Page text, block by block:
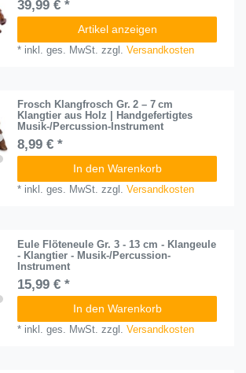
39,99 € *
Artikel anzeigen
* inkl. ges. MwSt. zzgl.Versandkosten
Frosch Klangfrosch Gr. 2 – 7 cm
Klangtier aus Holz | Handgefertigtes
Musik-/Percussion-Instrument
8,99 € *
In den Warenkorb
* inkl. ges. MwSt. zzgl.Versandkosten
Eule Flöteneule Gr. 3 - 13 cm - Klangeule
- Klangtier - Musik-/Percussion-
Instrument
15,99 € *
In den Warenkorb
* inkl. ges. MwSt. zzgl.Versandkosten